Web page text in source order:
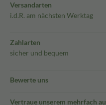
Versandarten
i.d.R. am nächsten Werktag
Zahlarten
sicher und bequem
Bewerte uns
Vertraue unserem mehrfach